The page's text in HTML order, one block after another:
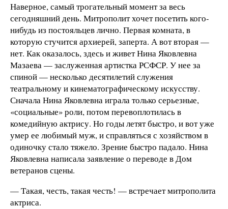
Наверное, самый трогательный момент за весь
сегодняшний день. Митрополит хочет посетить кого-
нибудь из постояльцев лично. Первая комната, в
которую стучится архиерей, заперта. А вот вторая —
нет. Как оказалось, здесь и живет Нина Яковлевна
Мазаева — заслуженная артистка РСФСР. У нее за
спиной — несколько десятилетий служения
театральному и кинематографическому искусству.
Сначала Нина Яковлевна играла только серьезные,
«социальные» роли, потом перевоплотилась в
комедийную актрису. Но годы летят быстро, и вот уже
умер ее любимый муж, и справляться с хозяйством в
одиночку стало тяжело. Зрение быстро падало. Нина
Яковлевна написала заявление о переводе в Дом
ветеранов сцены.
— Такая, честь, такая честь! — встречает митрополита
актриса.